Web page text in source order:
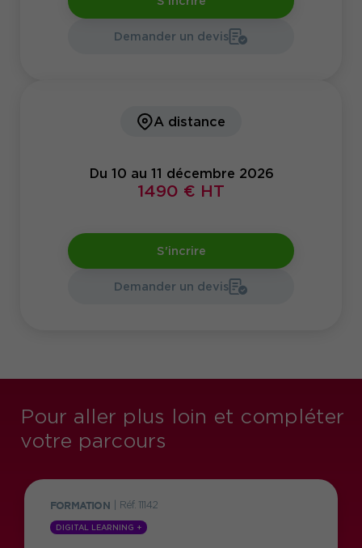
Demander un devis
A distance
Du 10 au 11 décembre 2026
1490 € HT
S'incrire
Demander un devis
Pour aller plus loin et compléter
votre parcours
FORMATION Réf. 11142
DIGITAL LEARNING +